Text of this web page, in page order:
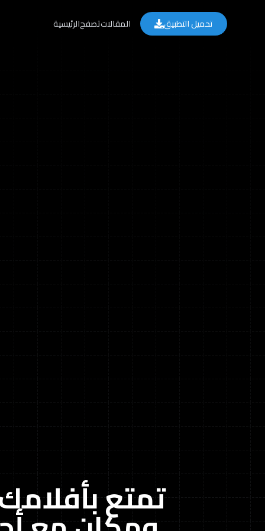
الرئيسيةتصفحالمقالات تحميل التطبيق
تمتع